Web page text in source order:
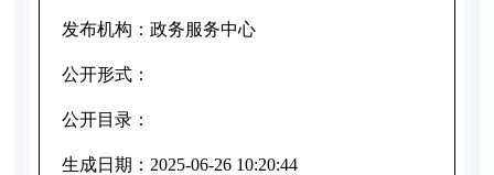
发布机构： 政务服务中心
公开形式：
公开目录：
生成日期： 2025-06-26 10:20:44